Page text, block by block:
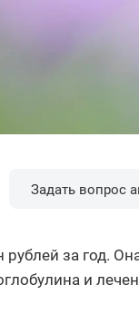
Задать вопрос
рублей за год.
и